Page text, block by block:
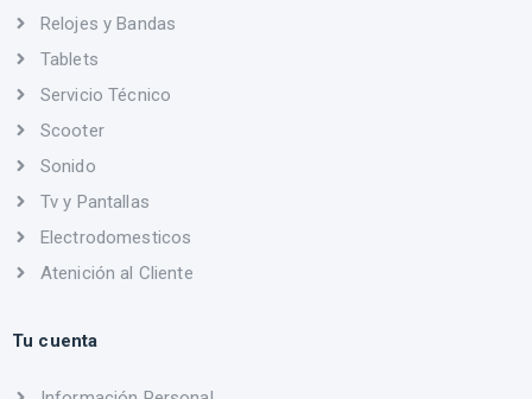
Relojes y Bandas
Tablets
Servicio Técnico
Scooter
Sonido
Tv y Pantallas
Electrodomesticos
Atenición al Cliente
Tu cuenta